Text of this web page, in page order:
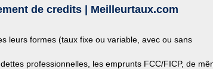
de credits | Meilleurtaux.com
leurs formes (taux fixe ou variable, avec ou sans
professionnelles, les emprunts FCC/FICP, de